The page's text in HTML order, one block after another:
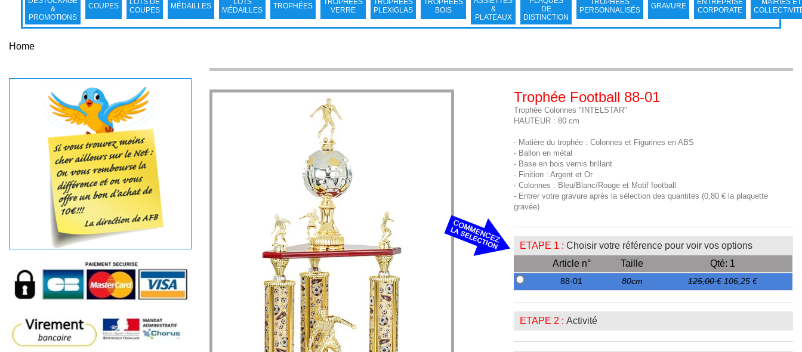
&
PROMOTIONS
COUPES
LOTS DE
COUPES
MÉDAILLES
LOTS
MÉDAILLES
TROPHÉES
TROPHÉES
VERRE
TROPHÉES
PLEXIGLAS
TROPHÉES
BOIS
&
PLATEAUX
DE
DISTINCTION
TROPHÉES
PERSONNALISÉS
GRAVURE
ENTREPRISE
CORPORATE
MAIRIES ET
Home
Trophée Football 88-01
Trophée Colonnes "INTELSTAR"
HAUTEUR : 80 cm
- Matière du trophée : Colonnes et Figurines en ABS
- Ballon en métal
- Base en bois vernis brillant
- Finition : Argent et Or
- Colonnes : Bleu/Blanc/Rouge et Motif football
- Entrer votre gravure après la sélection des quantités (0,80 € la plaquette
gravée)
ETAPE 1 : Choisir votre référence pour voir vos options
Article n°
Taille Qté: 1
88-01 80cm 125,00 € 106,25 €
ETAPE 2 : Activité